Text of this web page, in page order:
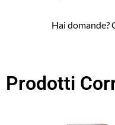
Hai domande?
Prodotti